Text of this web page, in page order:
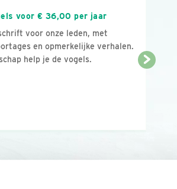
voor € 36,00 per jaar
voor onze leden, met
en opmerkelijke verhalen.
help je de vogels.